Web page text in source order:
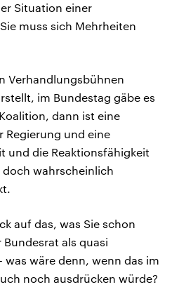
Situation einer
muss sich Mehrheiten
Verhandlungsbühnen
im Bundestag gäbe es
dann ist eine
Regierung und eine
und die Reaktionsfähigkeit
doch wahrscheinlich
auf das, was Sie schon
als quasi
wäre denn, wenn das im
noch ausdrücken würde?